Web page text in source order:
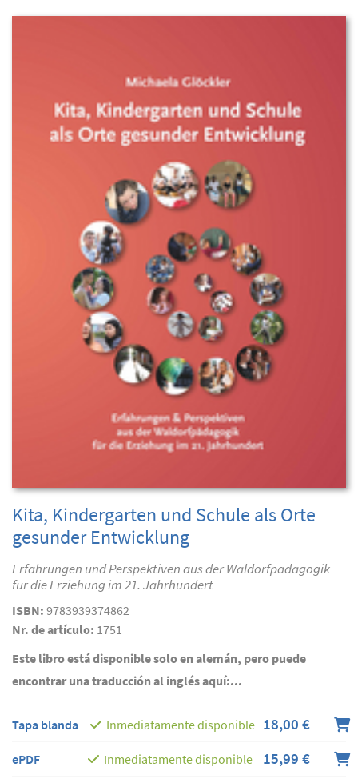
Kita, Kindergarten und Schule als Orte
gesunder Entwicklung
Erfahrungen und Perspektiven aus der Waldorfpädagogik
für die Erziehung im 21. Jahrhundert
ISBN: 9783939374862
Nr. de artículo: 1751
Este libro está disponible solo en alemán, pero puede
encontrar una traducción al inglés aquí:...
Tapa blanda Inmediatamente disponible 18,00 €
ePDF Inmediatamente disponible 15,99 €